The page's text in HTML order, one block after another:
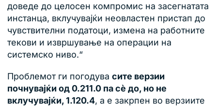
доведе до целосен компромис на засегнатата
инстанца, вклучувајќи неовластен пристап до
чувствителни податоци, измена на работните
текови и извршување на операции на
системско ниво.“
Проблемот ги погодува сите верзии
почнувајќи од 0.211.0 па сè до, но не
вклучувајќи, 1.120.4, а е закрпен во верзиите